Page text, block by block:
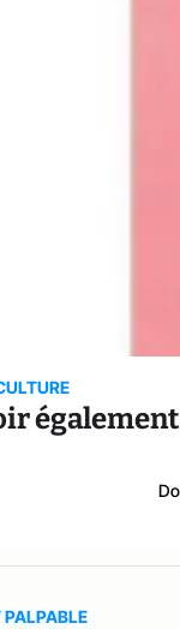
également
PALPABLE